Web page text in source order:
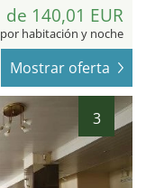
de 140,01 EUR
por habitación y noche
Mostrar oferta
3